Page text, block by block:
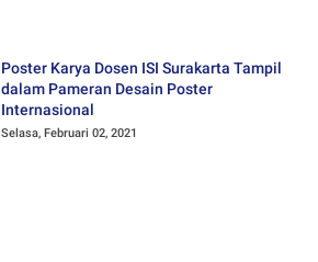
Poster Karya Dosen ISI Surakarta Tampil
dalam Pameran Desain Poster
Internasional
Selasa, Februari 02, 2021